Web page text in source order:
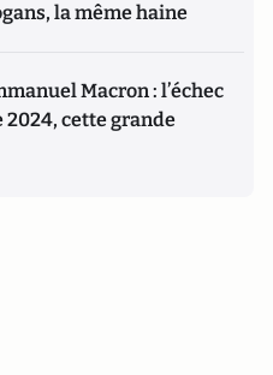
la même haine
Macron : l’échec
2024, cette grande